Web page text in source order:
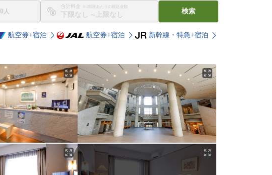
0
合計料金 ※1部屋あたりの税込金額
〜
検索
航空券+宿泊 航空券+宿泊 新幹線・特急+宿泊